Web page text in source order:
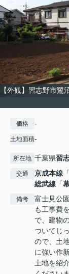
【外観】習志野市
価格 -
土地面積-
所在地 千葉県習
交通 京成本線 「
総武線 「
備考
富士見公
も工事費
で、建物
ついてじ
ので、土
に強い作
土地を紹